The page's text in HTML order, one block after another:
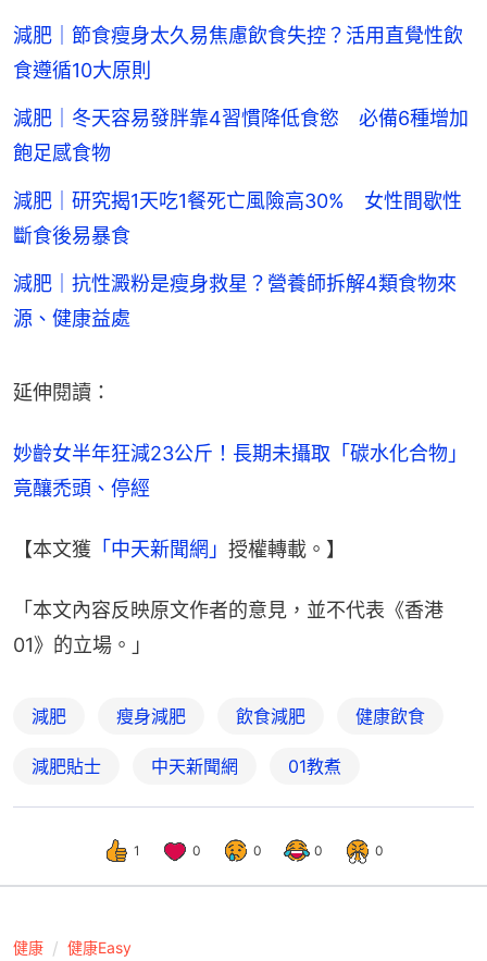
減肥｜節食瘦身太久易焦慮飲食失控？活用直覺性飲
食遵循10大原則
減肥｜冬天容易發胖靠4習慣降低食慾 必備6種增加
飽足感食物
減肥｜研究揭1天吃1餐死亡風險高30% 女性間歇性
斷食後易暴食
減肥｜抗性澱粉是瘦身救星？營養師拆解4類食物來
源、健康益處
延伸閱讀：
妙齡女半年狂減23公斤！長期未攝取「碳水化合物」
竟釀禿頭、停經
【本文獲 「中天新聞網」 授權轉載。】
「本文內容反映原文作者的意見，並不代表《香港
01》的立場。」
減肥 瘦身減肥 飲食減肥 健康飲食
減肥貼士 中天新聞網 01教煮
1 0 0 0 0
健康 健康Easy